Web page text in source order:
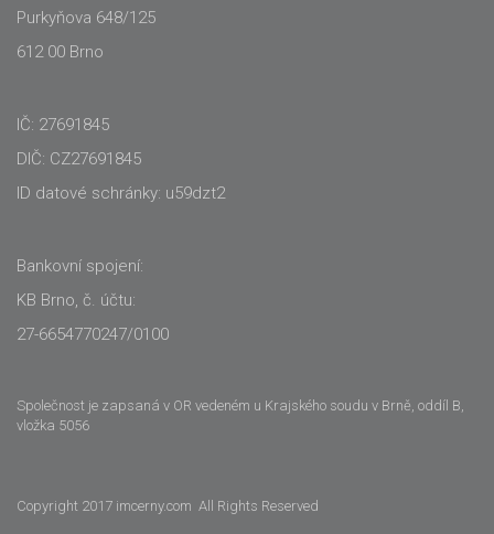
Purkyňova 648/125
612 00 Brno
IČ: 27691845
DIČ: CZ27691845
ID datové schránky: u59dzt2
Bankovní spojení:
KB Brno, č. účtu:
27-6654770247/0100
Společnost je zapsaná v OR vedeném u Krajského soudu v Brně, oddíl B,
vložka 5056
Copyright 2017 imcerny.com All Rights Reserved